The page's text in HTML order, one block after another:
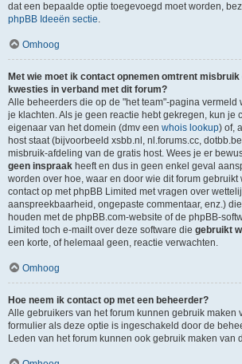
dat een bepaalde optie toegevoegd moet worden,
phpBB Ideeën sectie.
Omhoog
Met wie moet ik contact opnemen omtrent
kwesties in verband met dit forum?
Alle beheerders die op de "het team"-pagina vermeld
je klachten. Als je geen reactie hebt gekregen, kun je
eigenaar van het domein (dmv een whois lookup) of,
host staat (bijvoorbeeld xsbb.nl, nl.forums.cc,
misbruik-afdeling van de gratis host. Wees je er
geen inspraak heeft en dus in geen enkel geval
worden over hoe, waar en door wie dit forum gebruikt
contact op met phpBB Limited met vragen over
aanspreekbaarheid, ongepaste commentaar, enz.) die
houden met de phpBB.com-website of de phpBB-
Limited toch e-mailt over deze software die gebruikt
een korte, of helemaal geen, reactie verwachten.
Omhoog
Hoe neem ik contact op met een beheerder?
Alle gebruikers van het forum kunnen gebruik maken
formulier als deze optie is ingeschakeld door de
Leden van het forum kunnen ook gebruik maken van